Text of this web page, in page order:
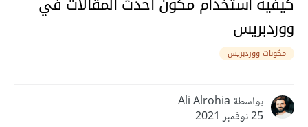
ووردبريس
مكونات ووردبريس
بواسطة Ali Alrohia
25 نوفمبر 2021